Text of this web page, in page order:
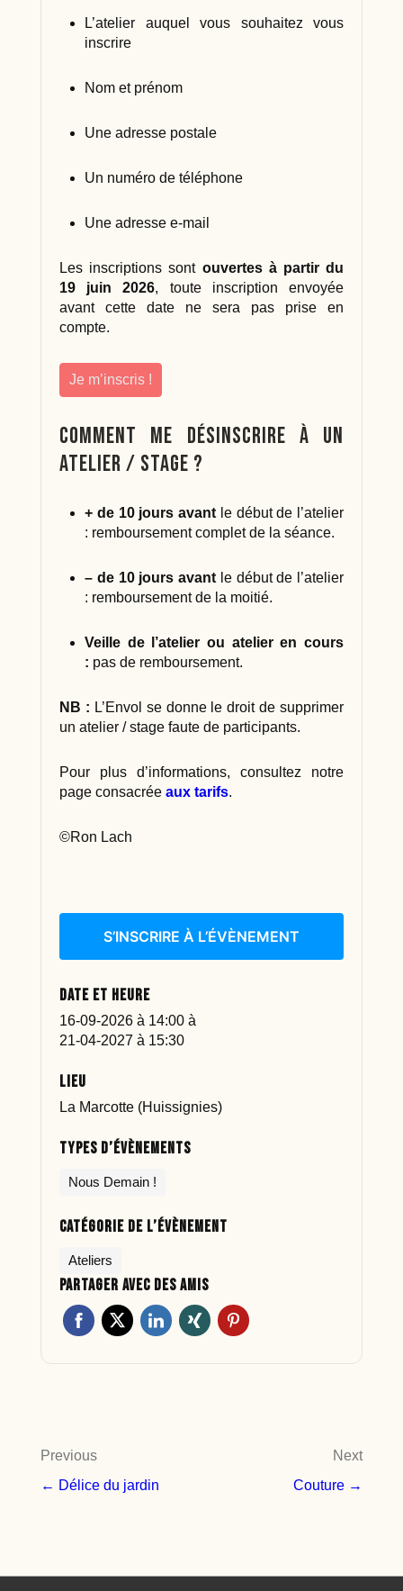
L’atelier auquel vous souhaitez vous
inscrire
Nom et prénom
Une adresse postale
Un numéro de téléphone
Une adresse e-mail
Les inscriptions sont ouvertes à partir du
19 juin 2026, toute inscription envoyée
avant cette date ne sera pas prise en
compte.
Je m’inscris !
Comment me désinscrire à un
atelier / stage ?
+ de 10 jours avant le début de l’atelier
: remboursement complet de la séance.
– de 10 jours avant le début de l’atelier
: remboursement de la moitié.
Veille de l’atelier ou atelier en cours
: pas de remboursement.
NB : L’Envol se donne le droit de supprimer
un atelier / stage faute de participants.
Pour plus d’informations, consultez notre
page consacrée aux tarifs.
©Ron Lach
S’INSCRIRE À L’ÉVÈNEMENT
Date et heure
16-09-2026 à 14:00 à
21-04-2027 à 15:30
Lieu
La Marcotte (Huissignies)
Types d’évènements
Nous Demain !
Catégorie de l’évènement
Ateliers
Partager avec des amis
Navigation
de
Previous
← Délice du jardin
Next
Couture →